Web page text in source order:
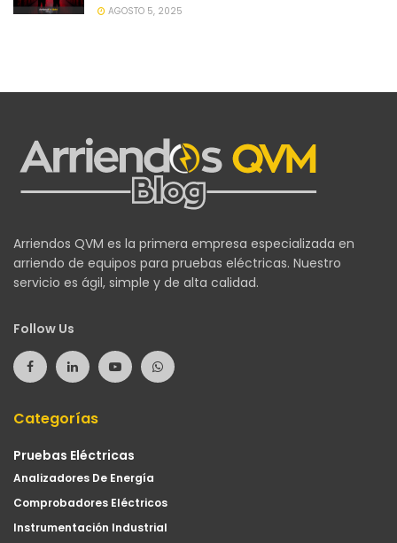
AGOSTO 5, 2025
Arriendos QVM es la primera empresa especializada en
arriendo de equipos para pruebas eléctricas. Nuestro
servicio es ágil, simple y de alta calidad.
Follow Us
Categorías
Pruebas Eléctricas
Analizadores De Energía
Comprobadores Eléctricos
Instrumentación Industrial